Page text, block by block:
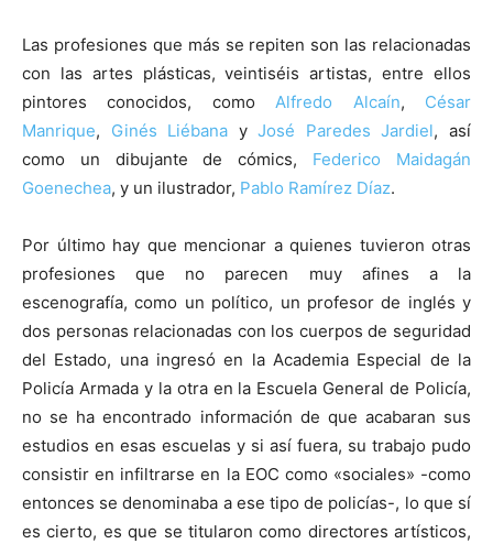
Las profesiones que más se repiten son las relacionadas
con las artes plásticas, veintiséis artistas, entre ellos
pintores conocidos, comoAlfredo Alcaín, César
Manrique, Ginés Liébana yJosé Paredes Jardiel, así
como un dibujante de cómics, Federico Maidagán
Goenechea, y un ilustrador, Pablo Ramírez Díaz.
Por último hay que mencionar a quienes tuvieron otras
profesiones que no parecen muy afines a la
escenografía, como un político, un profesor de inglés y
dos personas relacionadas con los cuerpos de seguridad
del Estado, una ingresó en la Academia Especial de la
Policía Armada y la otra en la Escuela General de Policía,
no se ha encontrado información de que acabaran sus
estudios en esas escuelas y si así fuera, su trabajo pudo
consistir en infiltrarse en la EOC como «sociales» -como
entonces se denominaba a ese tipo de policías-, lo que sí
es cierto, es que se titularon como directores artísticos,